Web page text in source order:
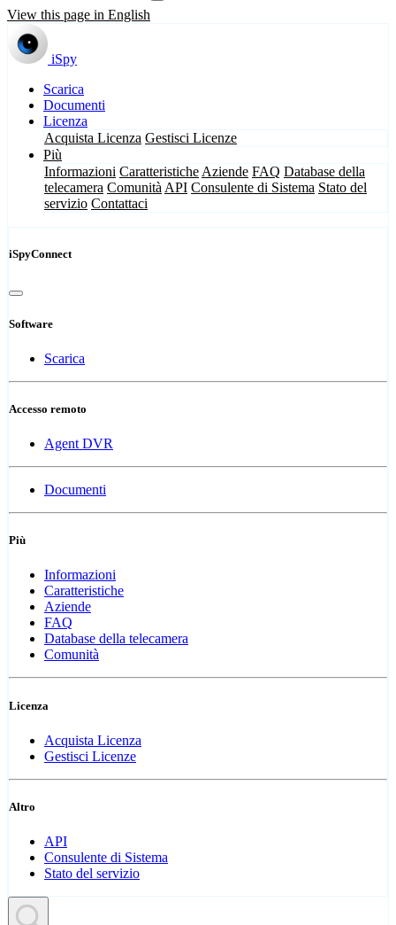
View this page in English
iSpy
Scarica
Documenti
Licenza
Acquista Licenza Gestisci Licenze
Più
Informazioni Caratteristiche Aziende FAQ Database della
telecamera Comunità API Consulente di Sistema Stato del
servizio Contattaci
iSpyConnect
Software
Scarica
Accesso remoto
Agent DVR
Documenti
Più
Informazioni
Caratteristiche
Aziende
FAQ
Database della telecamera
Comunità
Licenza
Acquista Licenza
Gestisci Licenze
Altro
API
Consulente di Sistema
Stato del servizio